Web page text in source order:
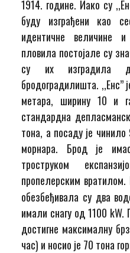
1914. године. Иако су
буду изграђени као
идентичне величине
пловила постојале су
су их изградила
бродоградилишта. ,,Енс”
метара, ширину 10 и
стандардна
тона, а посаду је
морнара. Брод је
троструком
пропелерским
обезбеђивала су два
имали снагу од 1100 kW.
достигне максималну
час) и носио је 70 тона